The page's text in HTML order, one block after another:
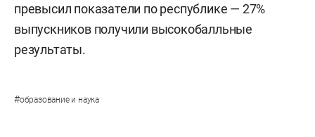
превысил показатели по республике — 27%
выпускников получили высокобалльные
результаты.
#образование и наука